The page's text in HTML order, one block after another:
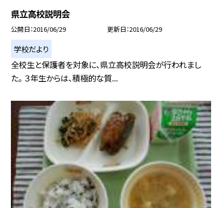
県立高校説明会
公開日 2016/06/29 更新日 2016/06/29
学校だより
全校生と保護者を対象に、県立高校説明会が行われまし
た。 ３年生からは、積極的な質...